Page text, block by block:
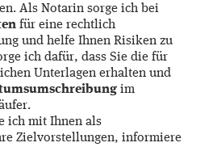
Als Notarin sorge ich bei
für eine rechtlich
und helfe Ihnen Risiken zu
ich dafür, dass Sie die für
Unterlagen erhalten und
im
ich mit Ihnen als
Zielvorstellungen, informiere